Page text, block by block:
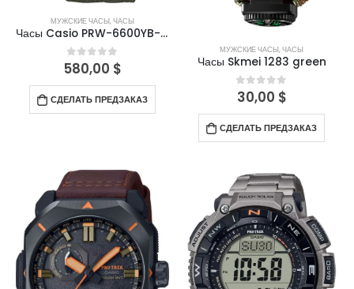
МУЖСКИЕ ЧАСЫ,ЧАСЫ
Часы Casio PRW-6600YB-3E
0out of 5
580,00 $
СДЕЛАТЬ ПРЕДЗАКАЗ
МУЖСКИЕ ЧАСЫ,ЧАСЫ
Часы Skmei 1283 green
0out of 5
30,00 $
СДЕЛАТЬ ПРЕДЗАКАЗ